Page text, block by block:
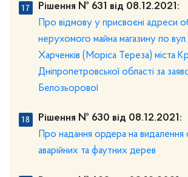
Рішення № 631 від 08.12.2021:
Про відмову у присвоєні адреси
нерухомого майна магазину по
Харченків (Моріса Тереза) міста
Дніпропетровської області за
Белозьорової
Рішення № 630 від 08.12.2021:
Про надання ордера на видалення
аварійних та фаутних дерев